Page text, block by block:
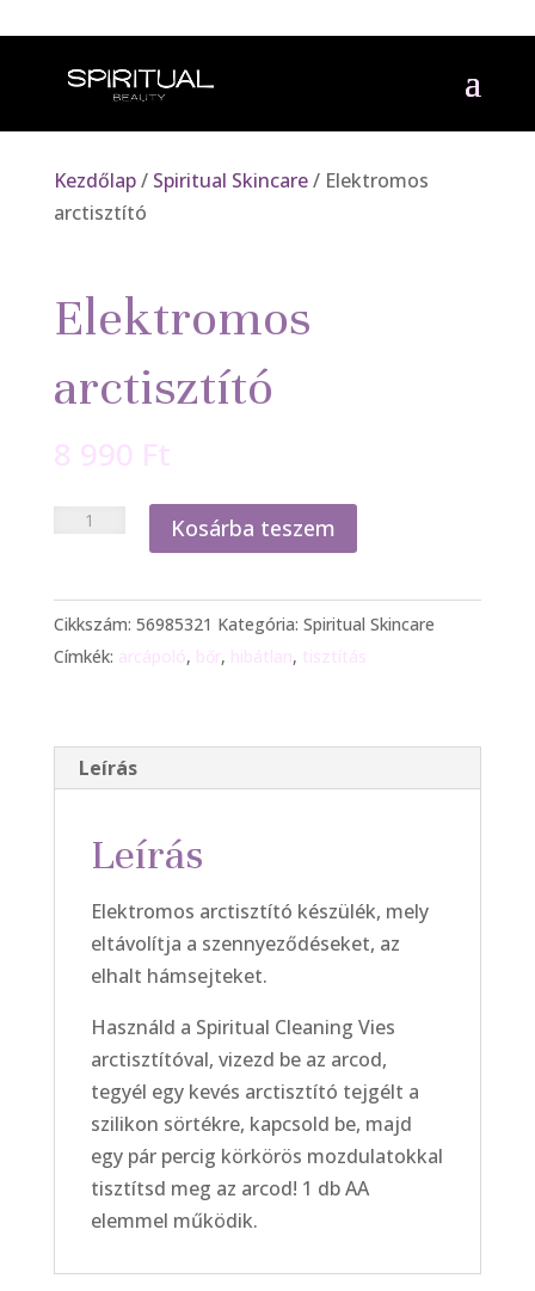
Kezdőlap/ Spiritual Skincare/ Elektromos
arctisztító
Elektromos
arctisztító
8 990 Ft
Elektromos
Kosárba teszem
Cikkszám: 56985321 Kategória: Spiritual Skincare
Címkék: arcápoló, bőr, hibátlan, tisztítás
Leírás
Leírás
Elektromos arctisztító készülék, mely
eltávolítja a szennyeződéseket, az
elhalt hámsejteket.
Használd a Spiritual Cleaning Vies
arctisztítóval, vizezd be az arcod,
tegyél egy kevés arctisztító tejgélt a
szilikon sörtékre, kapcsold be, majd
egy pár percig körkörös mozdulatokkal
tisztítsd meg az arcod! 1 db AA
elemmel működik.